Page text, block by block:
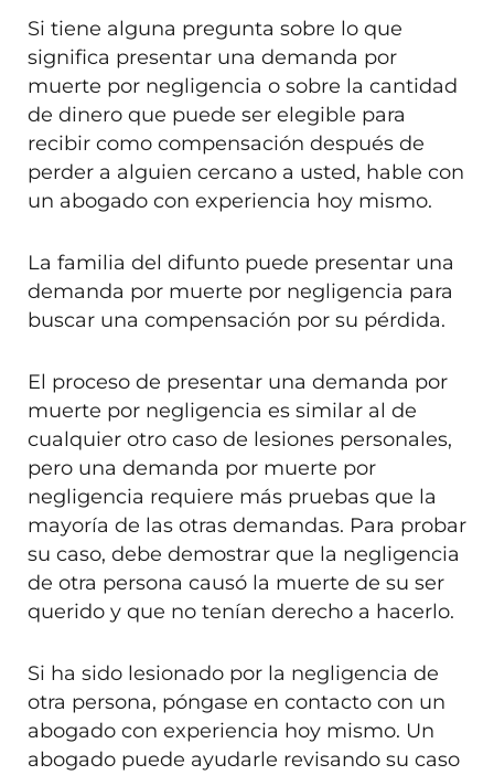
Si tiene alguna pregunta sobre lo que
significa presentar una demanda por
muerte por negligencia o sobre la cantidad
de dinero que puede ser elegible para
recibir como compensación después de
perder a alguien cercano a usted, hable con
un abogado con experiencia hoy mismo.
La familia del difunto puede presentar una
demanda por muerte por negligencia para
buscar una compensación por su pérdida.
El proceso de presentar una demanda por
muerte por negligencia es similar al de
cualquier otro caso de lesiones personales,
pero una demanda por muerte por
negligencia requiere más pruebas que la
mayoría de las otras demandas. Para probar
su caso, debe demostrar que la negligencia
de otra persona causó la muerte de su ser
querido y que no tenían derecho a hacerlo.
Si ha sido lesionado por la negligencia de
otra persona, póngase en contacto con un
abogado con experiencia hoy mismo. Un
abogado puede ayudarle revisando su caso